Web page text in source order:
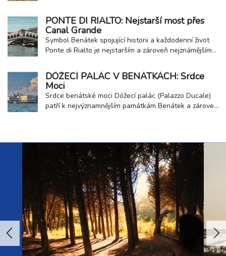
samotném srdci Benátek, hned vedle slavné baziliky
sv. Marka. Byl sídlem dóžete, hlavy Benátské
republiky, a současně místem, kde se rozhodovalo o...
PONTE DI RIALTO: Nejstarší most přes
Canal Grande
Symbol Benátek spojující historii a každodenní život
Ponte di Rialto je nejstarším a zároveň nejznámějším
San Marco s čtvrtí San Polo a už po staletí je jedním z
hlavních spojovacích bodů města. Most, který dnes
obdivujeme, představuje spojení...
DÓŽECÍ PALÁC V BENÁTKÁCH: Srdce
Moci
Srdce benátské moci Dóžecí palác (Palazzo Ducale)
patří k nejvýznamnějším památkám Benátek a zároveň
soudní i reprezentativní moci. Právě...